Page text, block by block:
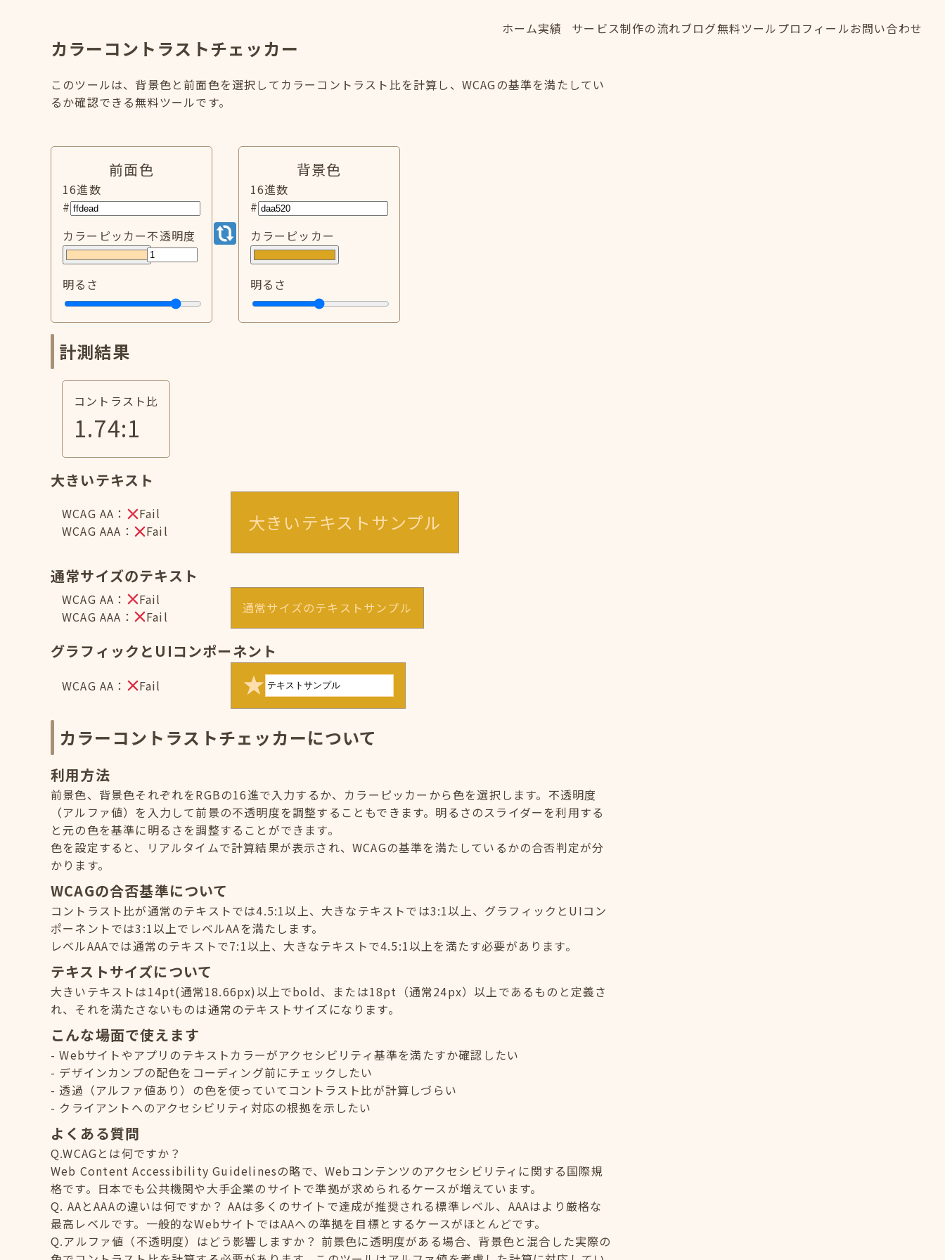
ホーム実績
サービス制作の流れブログ無料ツール プロフィールお問い合わせ
カラーコントラストチェッカー
このツールは、背景色と前面色を選択してカラーコントラスト比を計算し、WCAGの基準を満たしてい
るか確認できる無料ツールです。
前面色
16進数
#
カラーピッカー不透明度
明るさ
背景色
16進数
#
カラーピッカー
明るさ
計測結果
コントラスト比
1.74:1
大きいテキスト
WCAG AA：
Fail
WCAG AAA：
Fail 大きいテキストサンプル
通常サイズのテキスト
WCAG AA：
Fail
WCAG AAA：
Fail
通常サイズのテキストサンプル
グラフィックとUIコンポーネント
WCAG AA： Fail
カラーコントラストチェッカーについて
利用方法
前景色、背景色それぞれをRGBの16進で入力するか、カラーピッカーから色を選択します。不透明度
（アルファ値）を入力して前景の不透明度を調整することもできます。明るさのスライダーを利用する
と元の色を基準に明るさを調整することができます。
色を設定すると、リアルタイムで計算結果が表示され、WCAGの基準を満たしているかの合否判定が分
かります。
WCAGの合否基準について
コントラスト比が通常のテキストでは4.5:1以上、大きなテキストでは3:1以上、グラフィックとUIコン
ポーネントでは3:1以上でレベルAAを満たします。
レベルAAAでは通常のテキストで7:1以上、大きなテキストで4.5:1以上を満たす必要があります。
テキストサイズについて
大きいテキストは14pt(通常18.66px)以上でbold、または18pt（通常24px）以上であるものと定義さ
れ、それを満たさないものは通常のテキストサイズになります。
こんな場面で使えます
Webサイトやアプリのテキストカラーがアクセシビリティ基準を満たすか確認したい
デザインカンプの配色をコーディング前にチェックしたい
透過（アルファ値あり）の色を使っていてコントラスト比が計算しづらい
クライアントへのアクセシビリティ対応の根拠を示したい
よくある質問
Q.WCAGとは何ですか？
Web Content Accessibility Guidelinesの略で、Webコンテンツのアクセシビリティに関する国際規
格です。日本でも公共機関や大手企業のサイトで準拠が求められるケースが増えています。
Q. AAとAAAの違いは何ですか？ AAは多くのサイトで達成が推奨される標準レベル、AAAはより厳格な
最高レベルです。一般的なWebサイトではAAへの準拠を目標とするケースがほとんどです。
Q.アルファ値（不透明度）はどう影響しますか？ 前景色に透明度がある場合、背景色と混合した実際の